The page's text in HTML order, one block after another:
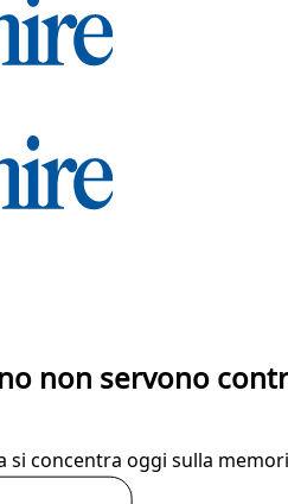
non servono
concentra oggi sulla